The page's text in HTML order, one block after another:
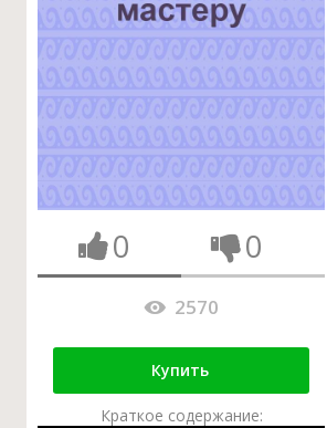
0 0
2570
Купить
Краткое содержание: